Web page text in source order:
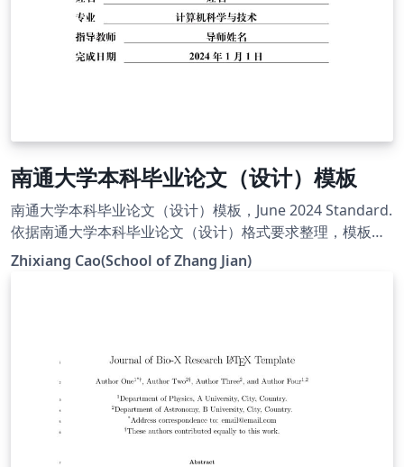
南通大学本科毕业论文（设计）模板
南通大学本科毕业论文（设计）模板，June 2024 Standard.
依据南通大学本科毕业论文（设计）格式要求整理，模板主
页:
https://smkxxy.ntu.edu.cn/2024/0621/c2314a240363/pa
Zhixiang Cao(School of Zhang Jian)